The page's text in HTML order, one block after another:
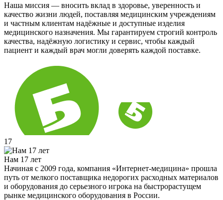
Наша миссия — вносить вклад в здоровье, уверенность и
качество жизни людей, поставляя медицинским учреждениям
и частным клиентам надёжные и доступные изделия
медицинского назначения. Мы гарантируем строгий контроль
качества, надёжную логистику и сервис, чтобы каждый
пациент и каждый врач могли доверять каждой поставке.
17
Нам 17 лет
Начиная с 2009 года, компания «Интернет-медицина» прошла
путь от мелкого поставщика недорогих расходных материалов
и оборудования до серьезного игрока на быстрорастущем
рынке медицинского оборудования в России.